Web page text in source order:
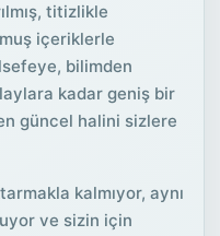
titizlikle
içeriklerle
bilimden
kadar geniş bir
güncel halini sizlere
kalmıyor, aynı
ve sizin için